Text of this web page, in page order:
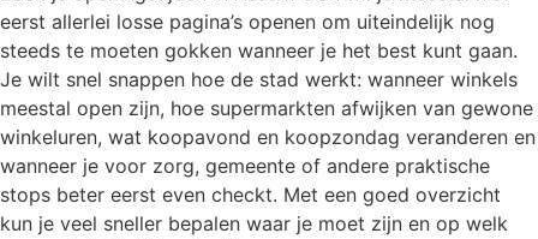
eerst allerlei losse pagina’s openen om uiteindelijk nog
steeds te moeten gokken wanneer je het best kunt gaan.
Je wilt snel snappen hoe de stad werkt: wanneer winkels
meestal open zijn, hoe supermarkten afwijken van gewone
winkeluren, wat koopavond en koopzondag veranderen en
wanneer je voor zorg, gemeente of andere praktische
stops beter eerst even checkt. Met een goed overzicht
kun je veel sneller bepalen waar je moet zijn en op welk